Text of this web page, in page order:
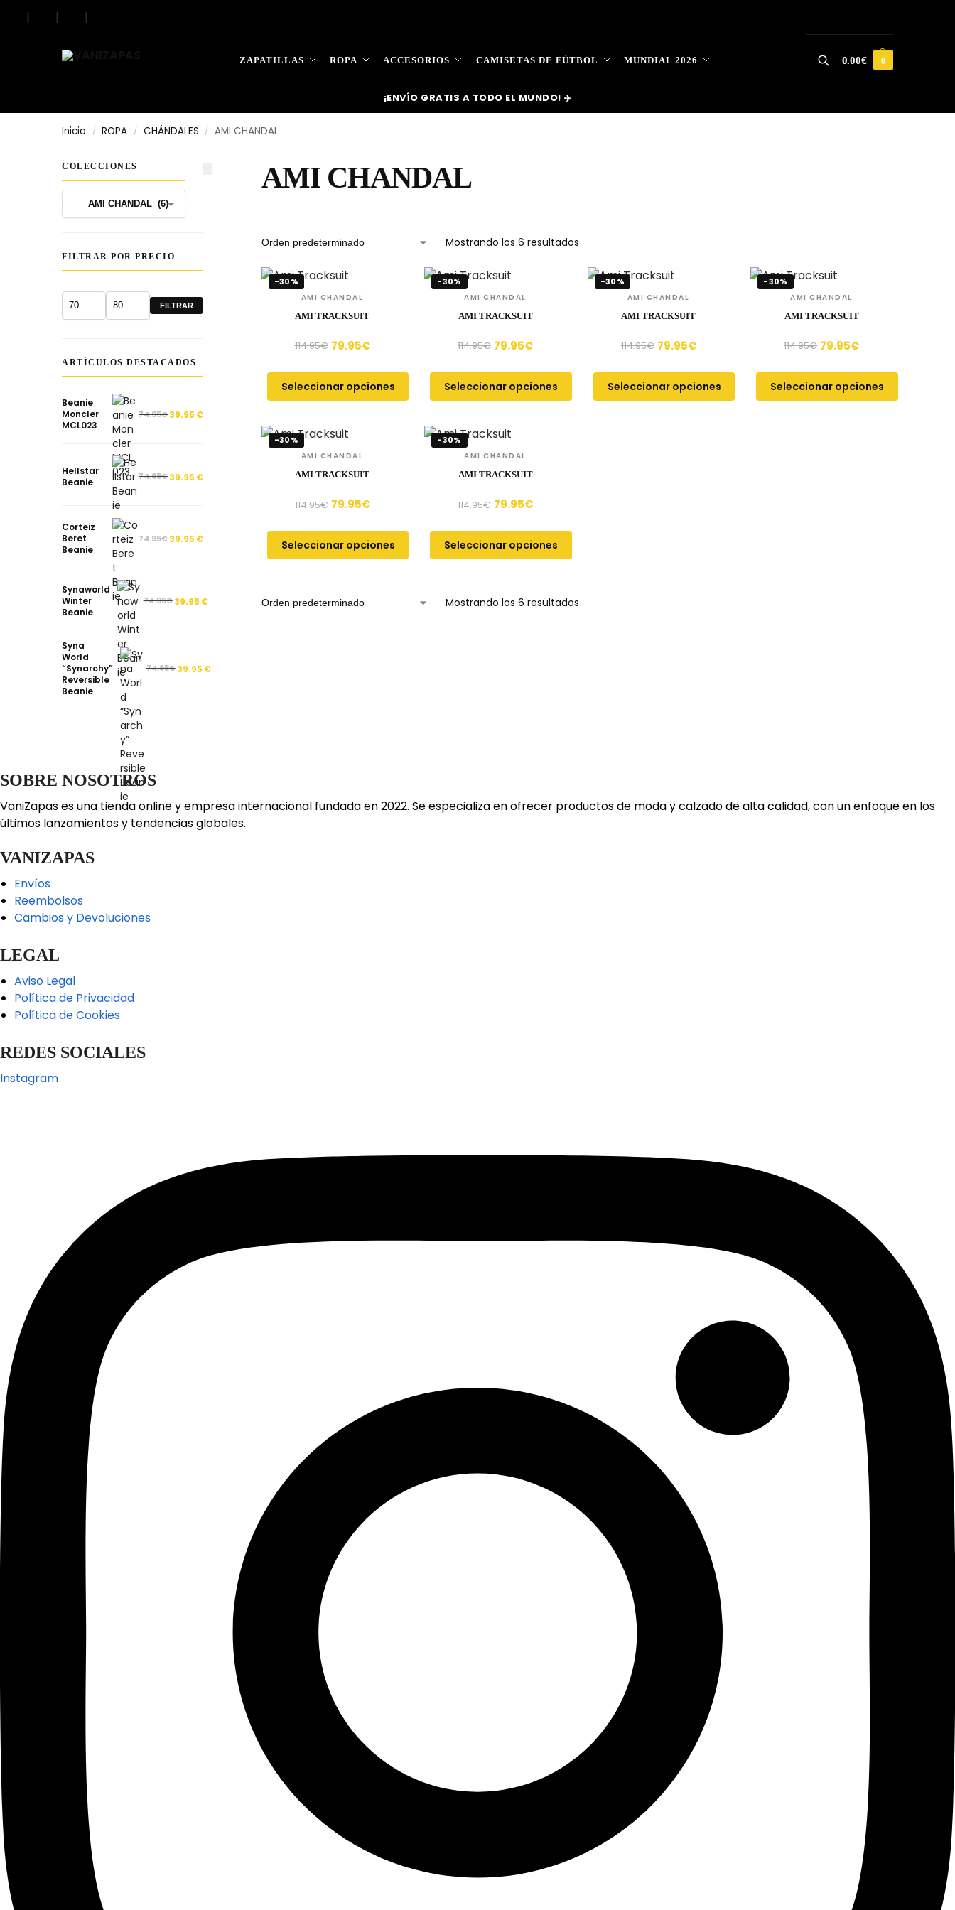
| | |
ZAPATILLAS ROPA ACCESORIOS CAMISETAS DE FÚTBOL MUNDIAL 2026 0.00€ 0
¡ENVÍO GRATIS A TODO EL MUNDO! ✈️
Inicio / ROPA / CHÁNDALES / AMI CHANDAL
AMI CHANDAL
Mostrando los 6 resultados
-30%
AMI CHANDAL
AMI TRACKSUIT
114.95€ 79.95€
Seleccionar opciones
-30%
AMI CHANDAL
AMI TRACKSUIT
114.95€ 79.95€
Seleccionar opciones
-30%
AMI CHANDAL
AMI TRACKSUIT
114.95€ 79.95€
Seleccionar opciones
-30%
AMI CHANDAL
AMI TRACKSUIT
114.95€ 79.95€
Seleccionar opciones
-30%
AMI CHANDAL
AMI TRACKSUIT
114.95€ 79.95€
Seleccionar opciones
-30%
AMI CHANDAL
AMI TRACKSUIT
114.95€ 79.95€
Seleccionar opciones
Mostrando los 6 resultados
COLECCIONES
FILTRAR POR PRECIO
FILTRAR
ARTÍCULOS DESTACADOS
Beanie
Moncler
MCL023
74.95€39.95 €
Hellstar
Beanie
74.95€39.95 €
Corteiz
Beret
Beanie
74.95€39.95 €
Synaworld
Winter
Beanie
74.95€ 39.95 €
Syna
World
“Synarchy”
Reversible
Beanie
74.95€ 39.95 €
SOBRE NOSOTROS
VaniZapas es una tienda online y empresa internacional fundada en 2022. Se especializa en ofrecer productos de moda y calzado de alta calidad, con un enfoque en los
últimos lanzamientos y tendencias globales.
VANIZAPAS
Envíos
Reembolsos
Cambios y Devoluciones
LEGAL
Aviso Legal
Política de Privacidad
Política de Cookies
REDES SOCIALES
Instagram